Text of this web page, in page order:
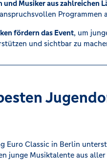
und Musiker aus zahlreichen
Programmen
fördern das Event, um
und sichtbar zu
Euro Classic in Berlin
junge Musiktalente aus